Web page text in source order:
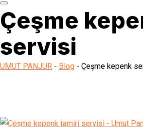
Çeşme
servisi
UMUT PANJUR - Blog - Çeşme kepenk